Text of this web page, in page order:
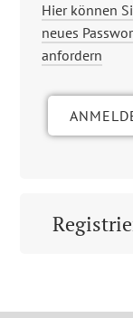
Hier können
neues
anfordern